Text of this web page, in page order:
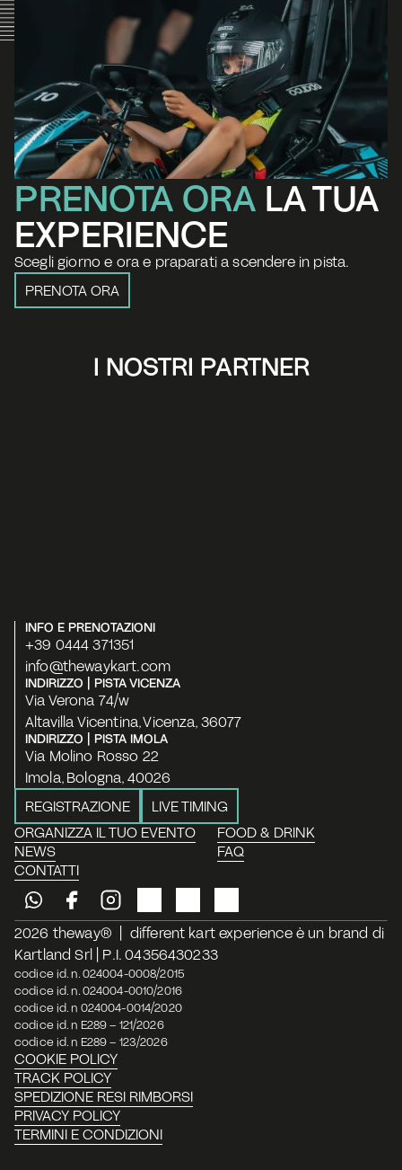
PRENOTA ORA LA TUA
EXPERIENCE
Scegli giorno e ora e praparati a scendere in pista.
PRENOTA ORA
I NOSTRI PARTNER
INFO E PRENOTAZIONI
+39 0444 371351
info@thewaykart.com
INDIRIZZO | PISTA VICENZA
Via Verona 74/w
Altavilla Vicentina, Vicenza, 36077
INDIRIZZO | PISTA IMOLA
Via Molino Rosso 22
Imola, Bologna, 40026
REGISTRAZIONE
LIVE TIMING
ORGANIZZA IL TUO EVENTO
NEWS
CONTATTI
FOOD & DRINK
FAQ
2026 theway®  |  different kart experience è un brand di
Kartland Srl | P.I. 04356430233
codice id. n. 024004-0008/2015
codice id. n. 024004-0010/2016
codice id. n 024004-0014/2020
codice id. n E289 – 121/2026
codice id. n E289 – 123/2026
COOKIE POLICY
TRACK POLICY
SPEDIZIONE RESI RIMBORSI
PRIVACY POLICY
TERMINI E CONDIZIONI